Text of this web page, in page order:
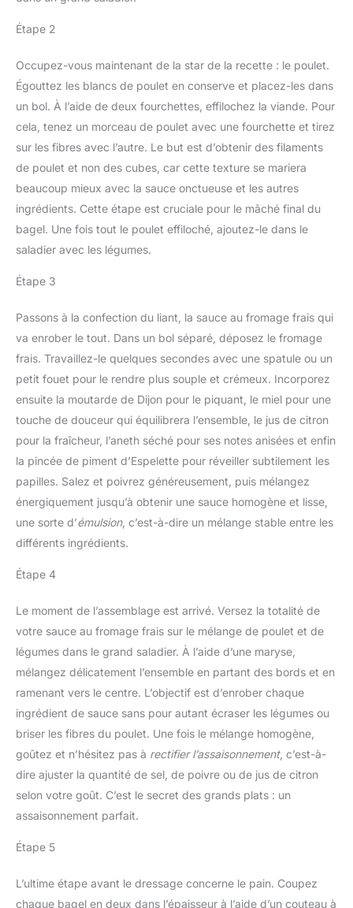
Étape 2
Occupez-vous maintenant de la star de la recette : le poulet.
Égouttez les blancs de poulet en conserve et placez-les dans
un bol. À l’aide de deux fourchettes, effilochez la viande. Pour
cela, tenez un morceau de poulet avec une fourchette et tirez
sur les fibres avec l’autre. Le but est d’obtenir des filaments
de poulet et non des cubes, car cette texture se mariera
beaucoup mieux avec la sauce onctueuse et les autres
ingrédients. Cette étape est cruciale pour le mâché final du
bagel. Une fois tout le poulet effiloché, ajoutez-le dans le
saladier avec les légumes.
Étape 3
Passons à la confection du liant, la sauce au fromage frais qui
va enrober le tout. Dans un bol séparé, déposez le fromage
frais. Travaillez-le quelques secondes avec une spatule ou un
petit fouet pour le rendre plus souple et crémeux. Incorporez
ensuite la moutarde de Dijon pour le piquant, le miel pour une
touche de douceur qui équilibrera l’ensemble, le jus de citron
pour la fraîcheur, l’aneth séché pour ses notes anisées et enfin
la pincée de piment d’Espelette pour réveiller subtilement les
papilles. Salez et poivrez généreusement, puis mélangez
énergiquement jusqu’à obtenir une sauce homogène et lisse,
une sorte d’émulsion, c’est-à-dire un mélange stable entre les
différents ingrédients.
Étape 4
Le moment de l’assemblage est arrivé. Versez la totalité de
votre sauce au fromage frais sur le mélange de poulet et de
légumes dans le grand saladier. À l’aide d’une maryse,
mélangez délicatement l’ensemble en partant des bords et en
ramenant vers le centre. L’objectif est d’enrober chaque
ingrédient de sauce sans pour autant écraser les légumes ou
briser les fibres du poulet. Une fois le mélange homogène,
goûtez et n’hésitez pas à rectifier l’assaisonnement, c’est-à-
dire ajuster la quantité de sel, de poivre ou de jus de citron
selon votre goût. C’est le secret des grands plats : un
assaisonnement parfait.
Étape 5
L’ultime étape avant le dressage concerne le pain. Coupez
chaque bagel en deux dans l’épaisseur à l’aide d’un couteau à